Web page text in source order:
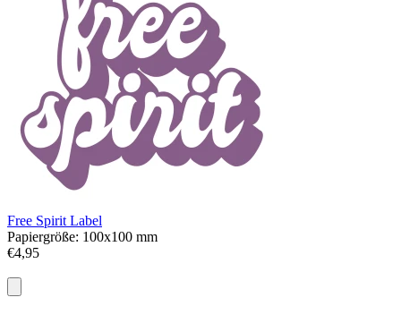
Free Spirit Label
Papiergröße: 100x100 mm
€4,95